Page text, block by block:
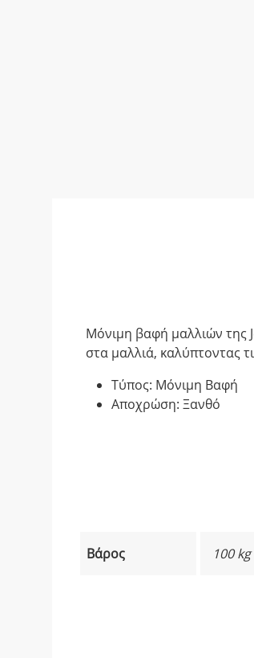
Μόνιμη βαφή μαλλιών της
στα μαλλιά, καλύπτοντας
Τύπος: Μόνιμη Βαφή
Αποχρώση: Ξανθό
Βάρος 100 kg